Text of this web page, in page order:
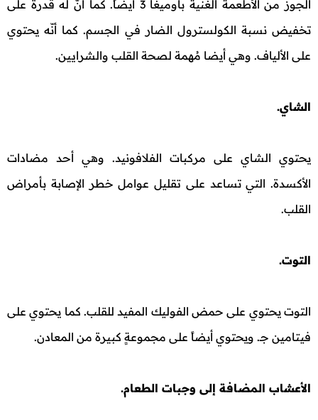
الجوز من الأطعمة الغنية بأوميغا 3 أيضاً. كما أنّ له قُدرة على
تخفيض نسبة الكولسترول الضار في الجسم. كما أنّه يحتوي
على الألياف. وهي أيضا مُهمة لصحة القلب والشرايين.
الشاي.
يحتوي الشاي على مركبات الفلافونيد. وهي أحد مضادات
الأكسدة. التي تساعد على تقليل عوامل خطر الإصابة بأمراض
القلب.
التوت.
التوت يحتوي على حمض الفوليك المفيد للقلب. كما يحتوي على
فيتامين جـ. ويحتوي أيضاً على مجموعةٍ كبيرة من المعادن.
الأعشاب المضافة إلى وجبات الطعام.